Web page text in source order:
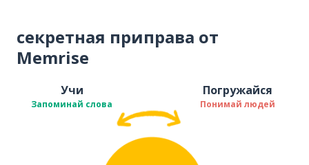
секретная приправа от
Memrise
Учи
Запоминай слова
Погружайся
Понимай людей